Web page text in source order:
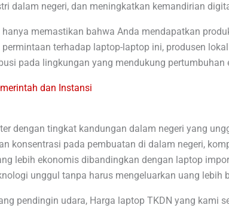
dalam negeri, dan meningkatkan kemandirian
memastikan bahwa Anda mendapatkan
terhadap laptop-laptop ini, produsen
pada lingkungan yang mendukung
dan Instansi
dengan tingkat kandungan dalam negeri yang
konsentrasi pada pembuatan di dalam negeri,
lebih ekonomis dibandingkan dengan laptop
unggul tanpa harus mengeluarkan uang lebih
pendingin udara, Harga laptop TKDN yang kami